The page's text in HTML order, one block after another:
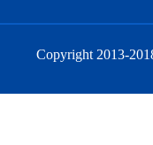
Copyright 2013-